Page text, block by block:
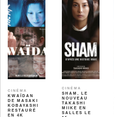
CINÉMA
KWAÏDAN
DE MASAKI
KOBAYASHI
RESTAURÉ
EN 4K
CINÉMA
SHAM, LE
NOUVEAU
TAKASHI
MIIKE EN
SALLES LE